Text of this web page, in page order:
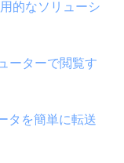
的なソリューシ
ーターで閲覧す
タを簡単に転送